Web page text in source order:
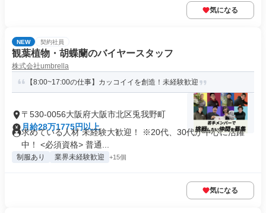
気になる
NEW 契約社員
観葉植物・胡蝶蘭のバイヤースタッフ
株式会社umbrella
【8:00~17:00の仕事】カッコイイを創造！未経験歓迎
〒530-0056大阪府大阪市北区兎我野町
月給28万1775円以上
求めている人材 未経験大歓迎！ ※20代、30代が中心に活躍
中！ <必須資格> 普通...
制服あり 業界未経験歓迎 +15個
気になる